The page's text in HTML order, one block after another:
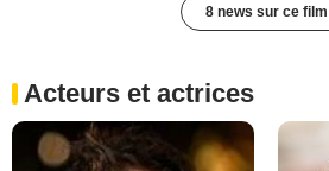
8 news sur ce film
Acteurs et actrices